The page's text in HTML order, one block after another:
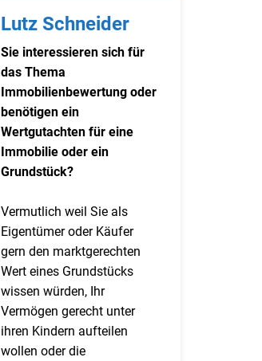
Lutz Schneider
Sie interessieren sich für
das Thema
Immobilienbewertung oder
benötigen ein
Wertgutachten für eine
Immobilie oder ein
Grundstück?
Vermutlich weil Sie als
Eigentümer oder Käufer
gern den marktgerechten
Wert eines Grundstücks
wissen würden, Ihr
Vermögen gerecht unter
ihren Kindern aufteilen
wollen oder die